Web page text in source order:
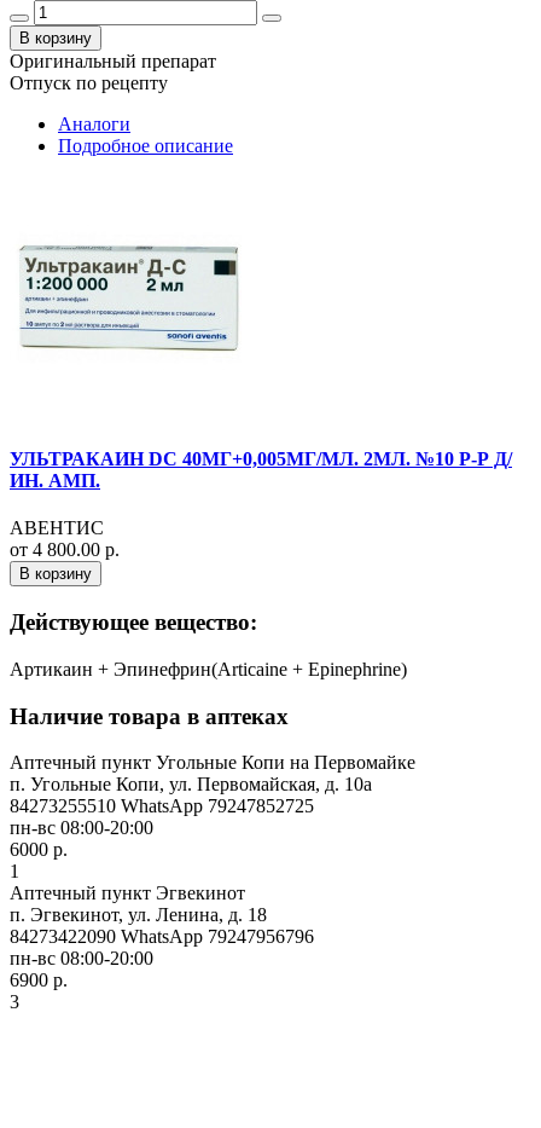
В корзину
Оригинальный препарат
Отпуск по рецепту
Аналоги
Подробное описание
УЛЬТРАКАИН DC 40МГ+0,005МГ/МЛ. 2МЛ. №10 Р-Р Д/
ИН. АМП.
АВЕНТИС
от 4 800.00 р.
В корзину
Действующее вещество:
Артикаин + Эпинефрин(Articaine + Epinephrine)
Наличие товара в аптеках
Аптечный пункт Угольные Копи на Первомайке
п. Угольные Копи, ул. Первомайская, д. 10а
84273255510 WhatsApp 79247852725
пн-вс 08:00-20:00
6000 р.
1
Аптечный пункт Эгвекинот
п. Эгвекинот, ул. Ленина, д. 18
84273422090 WhatsApp 79247956796
пн-вс 08:00-20:00
6900 р.
3